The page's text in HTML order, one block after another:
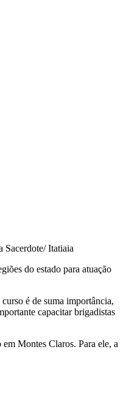
Sacerdote/ Itatiaia
do estado para atuação
é de suma importância,
capacitar brigadistas
Montes Claros. Para ele, a